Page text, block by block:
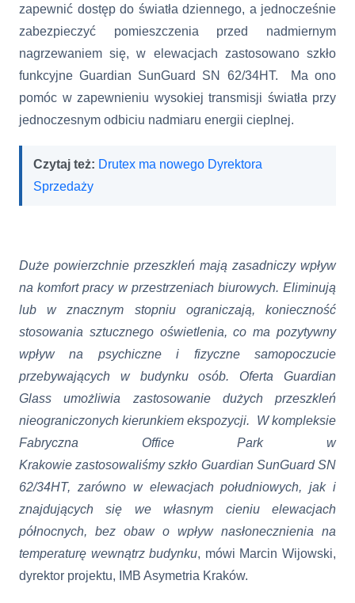
zapewnić dostęp do światła dziennego, a jednocześnie
zabezpieczyć pomieszczenia przed nadmiernym
nagrzewaniem się, w elewacjach zastosowano szkło
funkcyjne Guardian SunGuard SN 62/34HT. Ma ono
pomóc w zapewnieniu wysokiej transmisji światła przy
jednoczesnym odbiciu nadmiaru energii cieplnej.
Czytaj też: Drutex ma nowego Dyrektora
Sprzedaży
Duże powierzchnie przeszkleń mają zasadniczy wpływ
na komfort pracy w przestrzeniach biurowych. Eliminują
lub w znacznym stopniu ograniczają, konieczność
stosowania sztucznego oświetlenia, co ma pozytywny
wpływ na psychiczne i fizyczne samopoczucie
przebywających w budynku osób. Oferta Guardian
Glass umożliwia zastosowanie dużych przeszkleń
nieograniczonych kierunkiem ekspozycji. W kompleksie
Fabryczna Office Park w
Krakowie zastosowaliśmy szkło Guardian SunGuard SN
62/34HT, zarówno w elewacjach południowych, jak i
znajdujących się we własnym cieniu elewacjach
północnych, bez obaw o wpływ nasłonecznienia na
temperaturę wewnątrz budynku, mówi Marcin Wijowski,
dyrektor projektu, IMB Asymetria Kraków.